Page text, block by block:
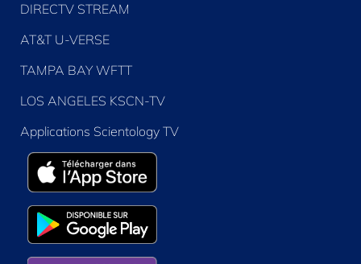
DIRECTV STREAM
AT&T U-VERSE
TAMPA BAY WFTT
LOS ANGELES KSCN-TV
Applications Scientology TV